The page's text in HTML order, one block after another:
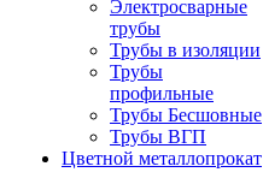
Электросварные
трубы
Трубы в изоляции
Трубы
профильные
Трубы Бесшовные
Трубы ВГП
Цветной металлопрокат